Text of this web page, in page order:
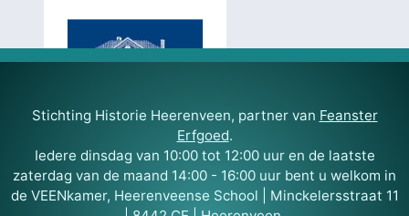
Stichting Historie Heerenveen, partner van Feanster
Erfgoed.
Iedere dinsdag van 10:00 tot 12:00 uur en de laatste
zaterdag van de maand 14:00 - 16:00 uur bent u welkom in
de VEENkamer, Heerenveense School | Minckelersstraat 11